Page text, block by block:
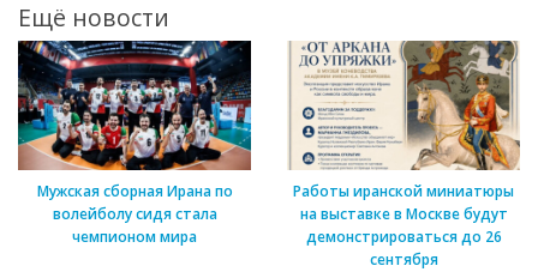
Ещё новости
Мужская сборная Ирана по
волейболу сидя стала
чемпионом мира
Работы иранской миниатюры
на выставке в Москве будут
демонстрироваться до 26
сентября